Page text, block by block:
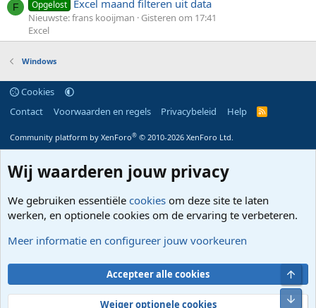
F Opgelost Excel maand filteren uit data
Nieuwste: frans kooijman
Gisteren om 17:41
Excel
Windows
Cookies
Contact
Voorwaarden en regels Privacybeleid Help
R
Community platform by XenForo® © 2010-2026 XenForo Ltd.
Wij waarderen jouw privacy
We gebruiken essentiële cookies om deze site te laten
werken, en optionele cookies om de ervaring te verbeteren.
Meer informatie en configureer jouw voorkeuren
Accepteer alle cookies
Weiger optionele cookies